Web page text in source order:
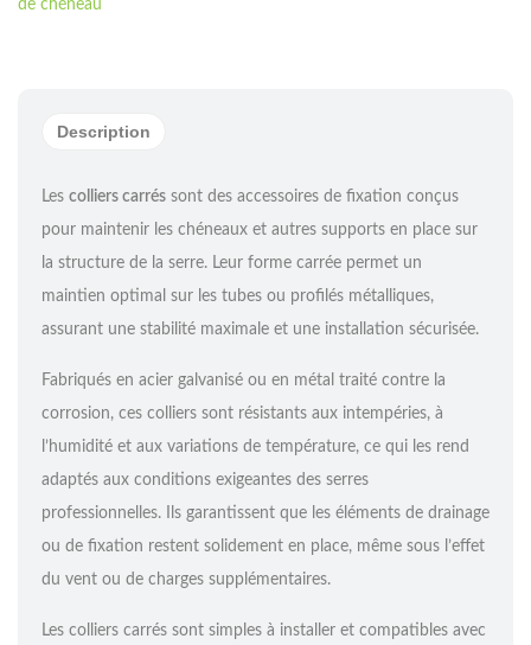
de chéneau
Description
Les colliers carrés sont des accessoires de fixation conçus
pour maintenir les chéneaux et autres supports en place sur
la structure de la serre. Leur forme carrée permet un
maintien optimal sur les tubes ou profilés métalliques,
assurant une stabilité maximale et une installation sécurisée.
Fabriqués en acier galvanisé ou en métal traité contre la
corrosion, ces colliers sont résistants aux intempéries, à
l’humidité et aux variations de température, ce qui les rend
adaptés aux conditions exigeantes des serres
professionnelles. Ils garantissent que les éléments de drainage
ou de fixation restent solidement en place, même sous l’effet
du vent ou de charges supplémentaires.
Les colliers carrés sont simples à installer et compatibles avec